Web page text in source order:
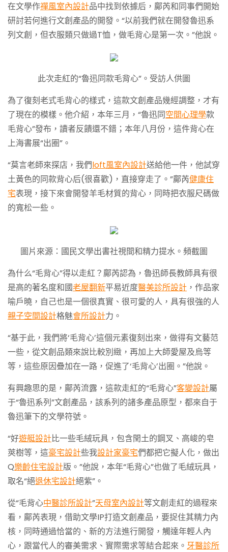
在文學作禪風室內設計品中找到依據后，鄺芮和同事們開始
研討若何進行文創產品的開發。“以前我們就在開發魯迅系
列文創，但衣服類只做過T恤，做毛背心是第一次。”他說。
此次走紅的“魯迅同款毛背心”。受訪人供圖
為了復刻老式毛背心的樣式，這款文創產品幾經調整，才有
了現在的模樣。他介紹，本年三月，“魯迅同空間心理學款
毛背心”發布，讀者反饋還不錯；本年八月份，這件背心在
上海書展“出圈”。
“莫言老師來探店，我們loft風室內設計送給他一件，他試穿
土黃色的同款背心后(很喜歡)，直接穿走了。”鄺芮健康住
宅表現，接下來會開發羊毛材質的背心，同時把衣服尺碼做
的寬松一些。
圖片來源：國民文學出書社視間和精力提水。頻截圖
為什么“毛背心”得以走紅？鄺芮認為，魯迅師長教師具有很
是高的著名度和國老屋翻新平易近度醫美診所設計 ，作品家
喻戶曉，自己也是一個很真實、很可愛的人，具有很強的人
親子空間設計格魅會所設計力。
“基于此，我們將‘毛背心’這個元素復刻出來，做得有文藝范
一些，從文創品類來說比較別緻，再加上大師愛屋及烏等
等，這些原因疊加在一路，促進了‘毛背心’出圈。”他說。
有興趣思的是，鄺芮流露，這款走紅的“毛背心”客變設計屬
于“魯迅系列”文創產品，該系列的諸多產品原型，都來自于
魯迅筆下的文學符號。
“好遊艇設計比一些毛絨玩具，包含閏土的鋼叉、高峻的皂
莢樹等，這豪宅設計些我設計家豪宅們都把它擬人化，做出
Q樂齡住宅設計版。”他說，本年“毛背心”也做了毛絨玩具，
取名“絕退休宅設計絕紫”。
從“毛背心中醫診所設計”天母室內設計等文創走紅的過程來
看，鄺芮表現，借助文學IP打造文創產品，要捉住其精力內
核，同時通過恰當的、新的方法進行開發，觸達年輕人內
心，跟當代人的審美需求、實際需求等結合起來。 牙醫診所